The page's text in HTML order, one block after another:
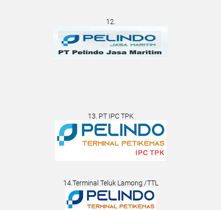
12.
13. PT IPC TPK
14.Terminal Teluk Lamong /TTL